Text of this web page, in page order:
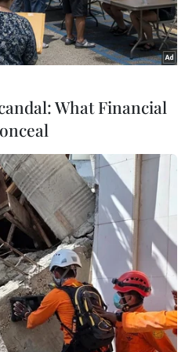
phát hiện ra rằng khi
mạntính đi tắm hơi 5
các chức năng của tim
tự nguyện bị suy tim
tuần.Sau mỗi buổi tập,
nằm trong chăn 30
họ nóng thêm một
thường.
hơi đã làm tăng khả
và kéodài quãng đường
tim có thể đi bộ trong
379 m.
What Financial